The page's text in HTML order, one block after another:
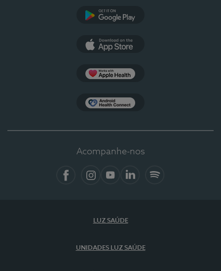
Acompanhe-nos
LUZ SAÚDE
UNIDADES LUZ SAÚDE